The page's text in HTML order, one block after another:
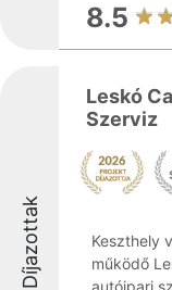
8.5
Díjazottak
Leskó
Szerviz
Keszthely
működő
autóipari